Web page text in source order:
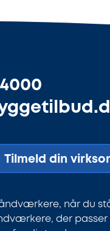
Tilmeld din
når du
der passer